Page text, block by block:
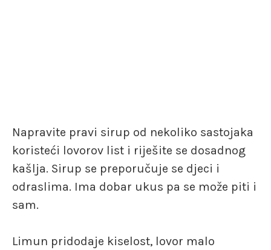
Napravite pravi sirup od nekoliko sastojaka
koristeći lovorov list i riješite se dosadnog
kašlja. Sirup se preporučuje se djeci i
odraslima. Ima dobar ukus pa se može piti i
sam.
Limun pridodaje kiselost, lovor malo